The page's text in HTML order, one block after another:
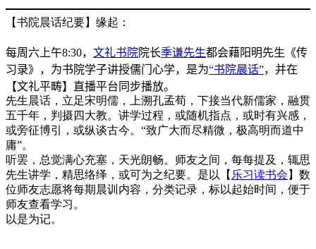
【书院晨话纪要】缘起：
每周六上午8:30， 文礼书院院长季谦先生都会藉阳明先生《传
习录》，为书院学子讲授儒门心学，是为“书院晨话”，并在
【文礼平畴】直播平台同步播放。
先生晨话，立足宋明儒，上溯孔孟荀，下接当代新儒家，融贯
五千年，判摄四大教。讲学过程，或随机指点，或时有兴感，
或旁征博引，或纵谈古今。“致广大而尽精微，极高明而道中
庸”。
听罢，总觉满心充塞，天光朗畅。师友之间，每每提及，辄思
先生讲学，精思络绎，或可为之纪要。是以【 乐习读书会 】数
位师友志愿将每期晨训内容，分类记录，标以起始时间，便于
师友查看学习。
以是为记。